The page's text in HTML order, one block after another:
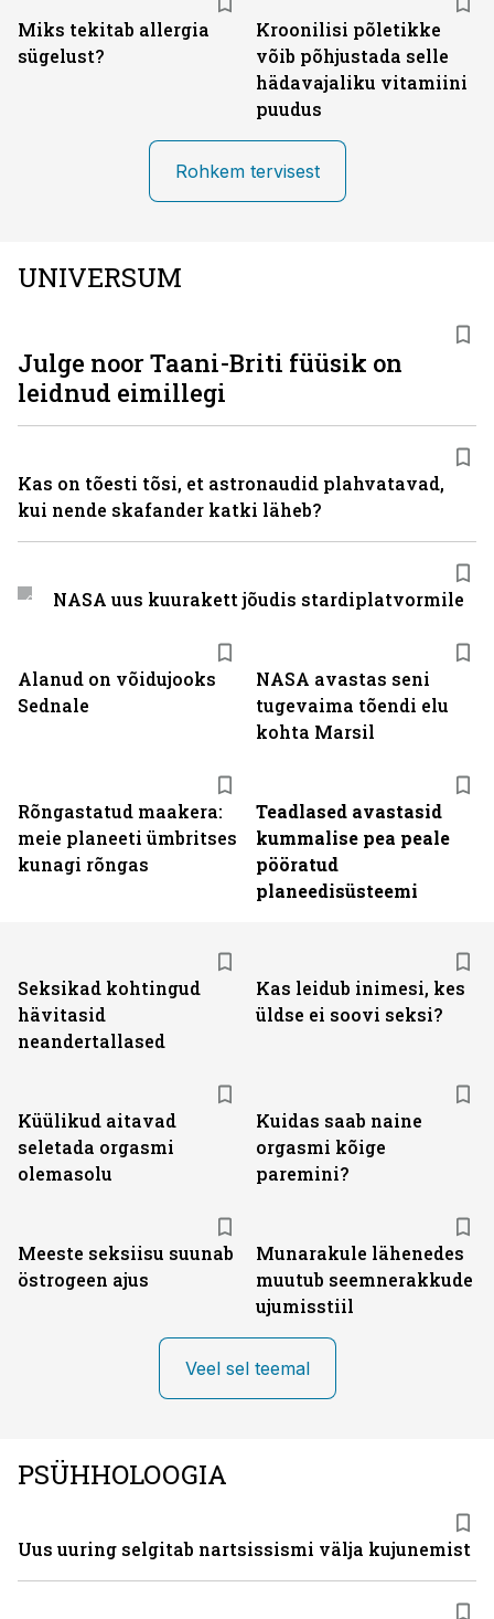
Miks tekitab allergia
sügelust?
Kroonilisi põletikke
võib põhjustada selle
hädavajaliku vitamiini
puudus
Rohkem tervisest
UNIVERSUM
Alanud on võidujooks
Sednale
NASA avastas seni
tugevaima tõendi elu
kohta Marsil
Rõngastatud maakera:
meie planeeti ümbritses
kunagi rõngas
Teadlased avastasid
kummalise pea peale
pööratud
planeedisüsteemi
Julge noor Taani-Briti füüsik on
leidnud eimillegi
Kas on tõesti tõsi, et astronaudid plahvatavad,
kui nende skafander katki läheb?
NASA uus kuurakett jõudis stardiplatvormile
Seksikad kohtingud
hävitasid
neandertallased
Kas leidub inimesi, kes
üldse ei soovi seksi?
Küülikud aitavad
seletada orgasmi
olemasolu
Kuidas saab naine
orgasmi kõige
paremini?
Meeste seksiisu suunab
östrogeen ajus
Munarakule lähenedes
muutub seemnerakkude
ujumisstiil
Veel sel teemal
PSÜHHOLOOGIA
Uus uuring selgitab nartsissismi välja kujunemist